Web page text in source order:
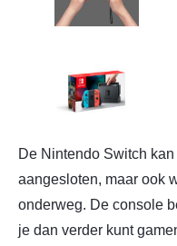
De Nintendo Switch
aangesloten, maar ook
onderweg. De console
je dan verder kunt